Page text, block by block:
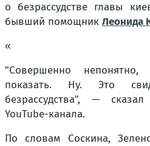
о безрассудстве главы
бывший помощник Леонида
«
"Совершенно
показать. Ну. Это
безрассудства", —
YouTube-канала.
По словам Соскина,